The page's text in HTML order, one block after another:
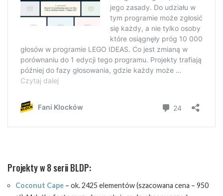
Projekty w 8 serii BLDP:
Coconut Cape – ok. 2425 elementów (szacowana cena – 950